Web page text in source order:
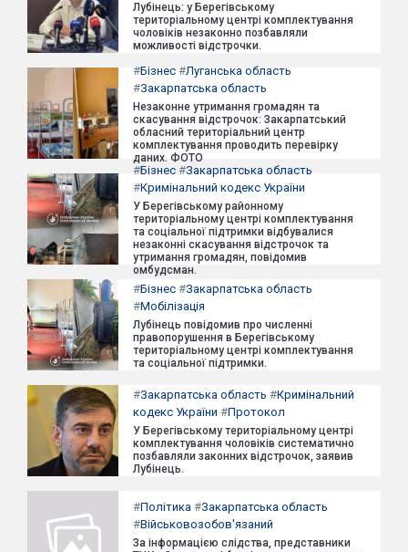
Лубінець: у Берегівському
територіальному центрі комплектування
чоловіків незаконно позбавляли
можливості відстрочки.
#Бізнес #Луганська область
#Закарпатська область
Незаконне утримання громадян та
скасування відстрочок: Закарпатський
обласний територіальний центр
комплектування проводить перевірку
даних. ФОТО
#Бізнес #Закарпатська область
#Кримінальний кодекс України
У Берегівському районному
територіальному центрі комплектування
та соціальної підтримки відбувалися
незаконні скасування відстрочок та
утримання громадян, повідомив
омбудсман.
#Бізнес #Закарпатська область
#Мобілізація
Лубінець повідомив про численні
правопорушення в Берегівському
територіальному центрі комплектування
та соціальної підтримки.
#Закарпатська область #Кримінальний
кодекс України #Протокол
У Берегівському територіальному центрі
комплектування чоловіків систематично
позбавляли законних відстрочок, заявив
Лубінець.
#Політика #Закарпатська область
#Військовозобов'язаний
За інформацією слідства, представники